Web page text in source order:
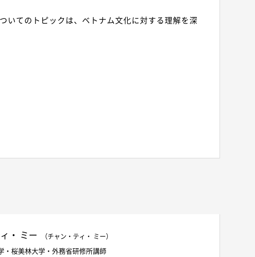
いてのトピックは、ベトナム文化に対する理解を深
・ ミー （チャン・ティ・ ミー）
・桜美林大学・外務省研修所講師